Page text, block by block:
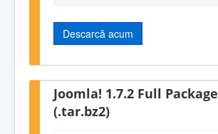
Descarcă acum
Joomla! 1.7.2 Full Package
(.tar.bz2)